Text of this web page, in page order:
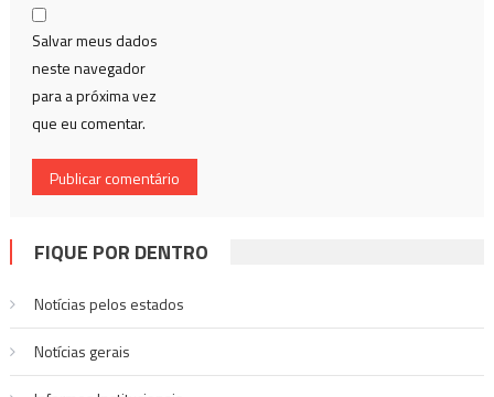
Salvar meus dados
neste navegador
para a próxima vez
que eu comentar.
FIQUE POR DENTRO
Notícias pelos estados
Notí­cias gerais